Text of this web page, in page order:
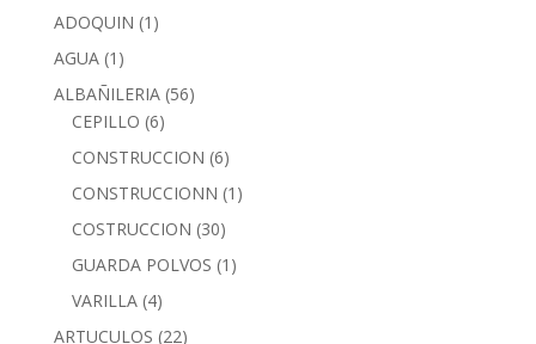
ADOQUIN (1)
AGUA (1)
ALBAÑILERIA (56)
CEPILLO (6)
CONSTRUCCION (6)
CONSTRUCCIONN (1)
COSTRUCCION (30)
GUARDA POLVOS (1)
VARILLA (4)
ARTUCULOS (22)